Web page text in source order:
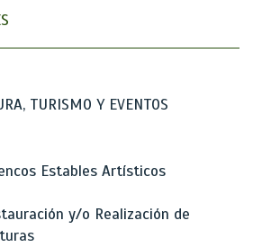
TURISMO Y EVENTOS
Estables Artísticos
y/o Realización de